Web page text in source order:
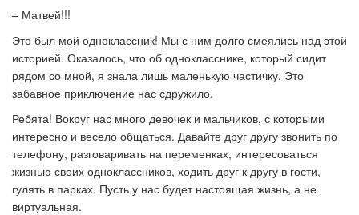
– Матвей!!!
Это был мой одноклассник! Мы с ним долго смеялись над этой
историей. Оказалось, что об однокласснике, который сидит
рядом со мной, я знала лишь маленькую частичку. Это
забавное приключение нас сдружило.
Ребята! Вокруг нас много девочек и мальчиков, с которыми
интересно и весело общаться. Давайте друг другу звонить по
телефону, разговаривать на переменках, интересоваться
жизнью своих одноклассников, ходить друг к другу в гости,
гулять в парках. Пусть у нас будет настоящая жизнь, а не
виртуальная.